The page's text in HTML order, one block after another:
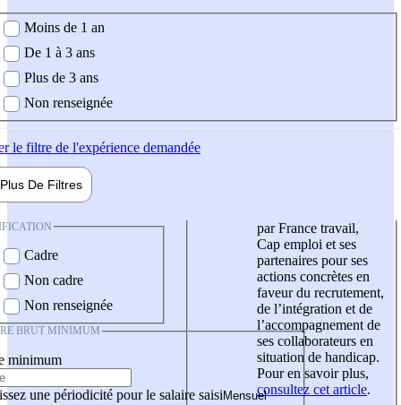
demandée
Moins de 1 an
De 1 à 3 ans
Plus de 3 ans
Non renseignée
le filtre de l'expérience demandée
Plus De Filtres
Cadre
Non cadre
Non renseignée
BRUT MINIMUM
minimum
une périodicité pour le salaire saisi
par France travail,
Cap emploi et ses
partenaires pour ses
actions concrètes en
faveur du recrutement,
de l’intégration et de
l’accompagnement de
ses collaborateurs en
situation de handicap.
Pour en savoir plus,
consultez cet article.